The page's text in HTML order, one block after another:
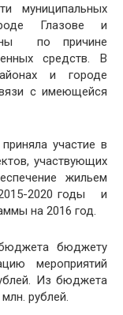
муниципальных
Глазове и
по причине
средств. В
и городе
с имеющейся
участие в
участвующих
жильем
2020 годы и
на 2016 год.
бюджету
мероприятий
Из бюджета
рублей.